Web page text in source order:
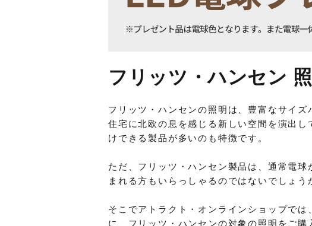
フリッツ・ハンセン
フリッツ・ハンセンの照明は、豊富なサイ
住宅に北欧の息を感じる新しい空間を演出
けできる製品が多いのも特徴です。
ただ、フリッツ・ハンセン製品は、通常電
まれる方もいらっしゃるのではないでしょう
そこでアトラクト・オンラインショップで
に、フリッツ・ハンセンの対象の照明をご